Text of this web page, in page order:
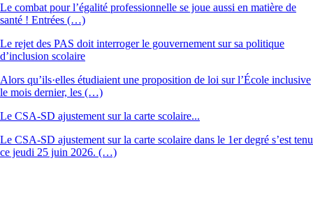
Le combat pour l’égalité professionnelle se joue aussi en matière de
santé ! Entrées (…)
Le rejet des PAS doit interroger le gouvernement sur sa politique
d’inclusion scolaire
Alors qu’ils·elles étudiaient une proposition de loi sur l’École inclusive
le mois dernier, les (…)
Le CSA-SD ajustement sur la carte scolaire...
Le CSA-SD ajustement sur la carte scolaire dans le 1er degré s’est tenu
ce jeudi 25 juin 2026. (…)